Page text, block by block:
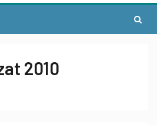
2010